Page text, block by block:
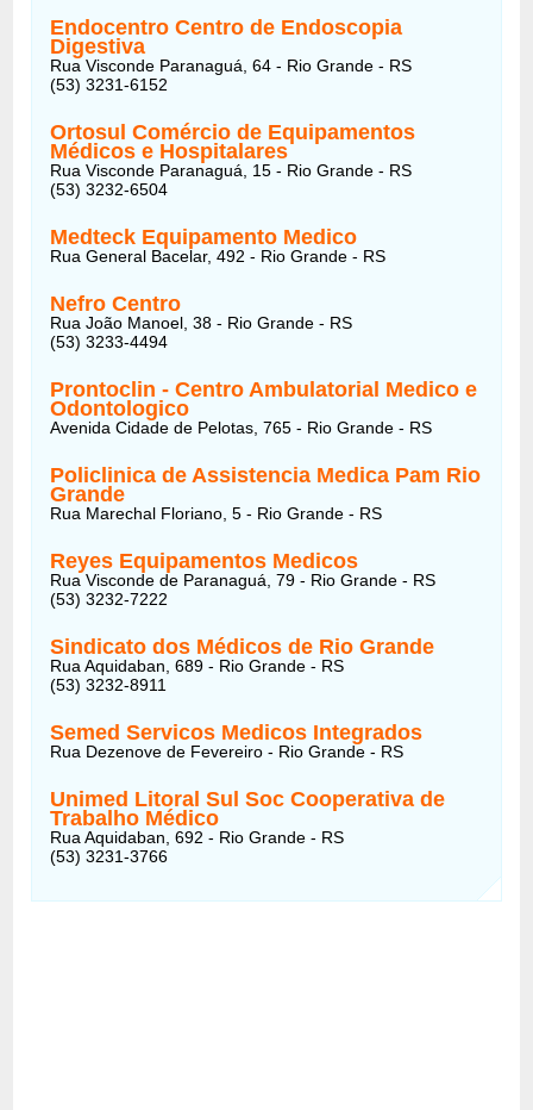
Endocentro Centro de Endoscopia
Digestiva
Rua Visconde Paranaguá, 64 - Rio Grande - RS
(53) 3231-6152
Ortosul Comércio de Equipamentos
Médicos e Hospitalares
Rua Visconde Paranaguá, 15 - Rio Grande - RS
(53) 3232-6504
Medteck Equipamento Medico
Rua General Bacelar, 492 - Rio Grande - RS
Nefro Centro
Rua João Manoel, 38 - Rio Grande - RS
(53) 3233-4494
Prontoclin - Centro Ambulatorial Medico e
Odontologico
Avenida Cidade de Pelotas, 765 - Rio Grande - RS
Policlinica de Assistencia Medica Pam Rio
Grande
Rua Marechal Floriano, 5 - Rio Grande - RS
Reyes Equipamentos Medicos
Rua Visconde de Paranaguá, 79 - Rio Grande - RS
(53) 3232-7222
Sindicato dos Médicos de Rio Grande
Rua Aquidaban, 689 - Rio Grande - RS
(53) 3232-8911
Semed Servicos Medicos Integrados
Rua Dezenove de Fevereiro - Rio Grande - RS
Unimed Litoral Sul Soc Cooperativa de
Trabalho Médico
Rua Aquidaban, 692 - Rio Grande - RS
(53) 3231-3766